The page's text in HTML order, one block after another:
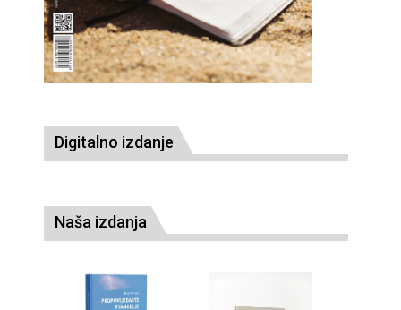
Digitalno izdanje
Naša izdanja